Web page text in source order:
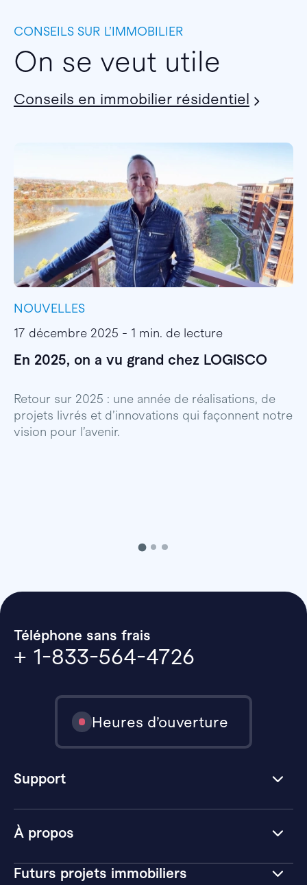
CONSEILS SUR L’IMMOBILIER
On se veut utile
Conseils en immobilier résidentiel
NOUVELLES
17 décembre 2025 - 1 min. de lecture
En 2025, on a vu grand chez LOGISCO
Retour sur 2025 : une année de réalisations, de
projets livrés et d’innovations qui façonnent notre
vision pour l’avenir.
À propos
Futurs projets immobiliers
Téléphone sans frais
+ 1-833-564-4726
Heures d’ouverture
Support